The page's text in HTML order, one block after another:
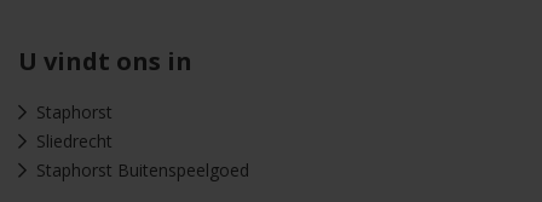
U vindt ons in
Staphorst
Sliedrecht
Staphorst Buitenspeelgoed